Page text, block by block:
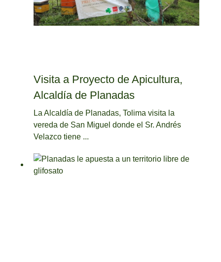
Visita a Proyecto de Apicultura,
Alcaldía de Planadas
La Alcaldía de Planadas, Tolima visita la
vereda de San Miguel donde el Sr. Andrés
Velazco tiene ...